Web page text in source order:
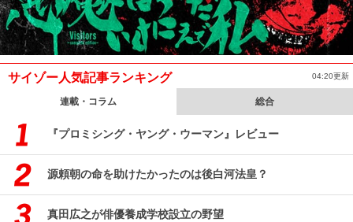
サイゾー人気記事ランキング 04:20更新
連載・コラム 総合
『プロミシング・ヤング・ウーマン』レビュー
源頼朝の命を助けたかったのは後白河法皇？
真田広之が俳優養成学校設立の野望